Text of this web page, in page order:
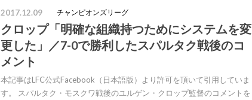
2017.12.09 チャンピオンズリーグ
クロップ「明確な組織持つためにシステムを変
更した」／7-0で勝利したスパルタク戦後のコ
メント
本記事はLFC公式Facebook（日本語版）より許可を頂いて引用していま
す。 スパルタク・モスクワ戦後のユルゲン・クロップ監督のコメントを